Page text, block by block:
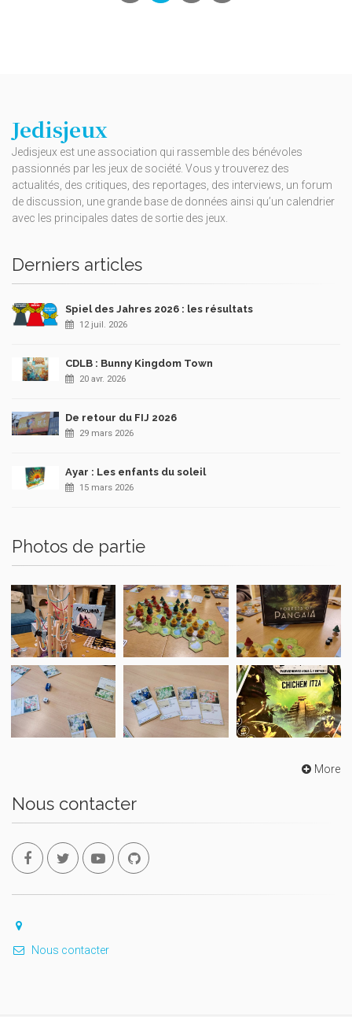
Jedisjeux
Jedisjeux est une association qui rassemble des bénévoles
passionnés par les jeux de société. Vous y trouverez des
actualités, des critiques, des reportages, des interviews, un forum
de discussion, une grande base de données ainsi qu’un calendrier
avec les principales dates de sortie des jeux.
Derniers articles
Spiel des Jahres 2026 : les résultats
12 juil. 2026
CDLB : Bunny Kingdom Town
20 avr. 2026
De retour du FIJ 2026
29 mars 2026
Ayar : Les enfants du soleil
15 mars 2026
Photos de partie
More
Nous contacter
Nous contacter